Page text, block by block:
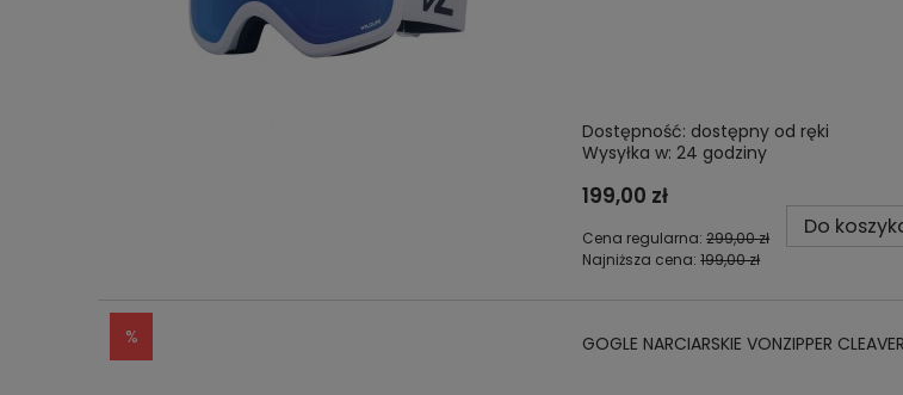
Dostępność: dostępny od ręki
Wysyłka w: 24 godziny
199,00 zł
Cena regularna:299,00 zł
Najniższa cena:199,00 zł
Do
GOGLE NARCIARSKIE VONZIPPER